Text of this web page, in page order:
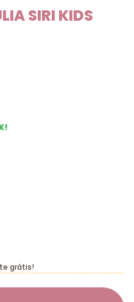
SIRI KIDS
grátis!